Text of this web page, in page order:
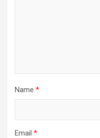
Name *
Email *